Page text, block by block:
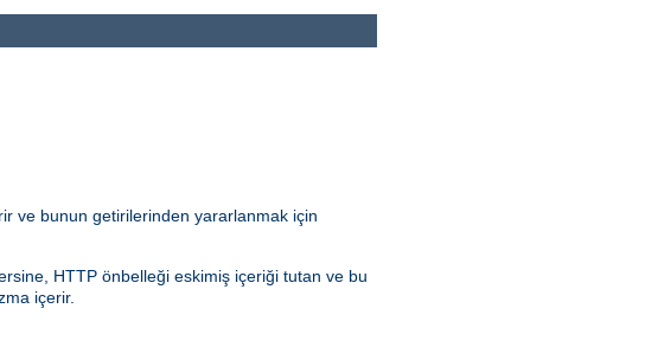
ve bunun getirilerinden yararlanmak için
HTTP önbelleği eskimiş içeriği tutan ve bu
içerir.